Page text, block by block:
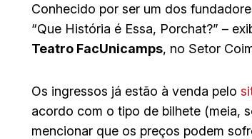
Conhecido por ser um dos
“Que História é Essa, Porchat?” –
Teatro FacUnicamps, no Setor
Os ingressos já estão à venda pelo
acordo com o tipo de bilhete (meia,
mencionar que os preços podem